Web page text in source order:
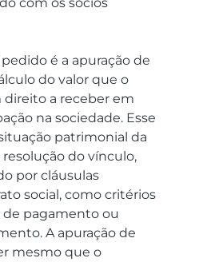
é a apuração de
do valor que o
a receber em
na sociedade. Esse
patrimonial da
do vínculo,
por cláusulas
social, como critérios
de pagamento ou
A apuração de
mesmo que o